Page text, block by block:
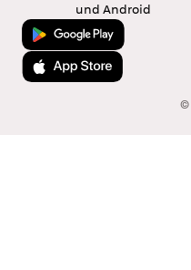
und Android
Jetzt bei Google Play
Laden im App Store
©